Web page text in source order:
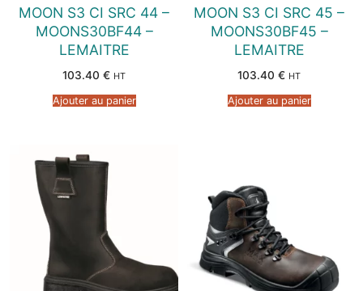
MOON S3 CI SRC 44 –
MOONS30BF44 –
LEMAITRE
103.40 € HT
Ajouter au panier
MOON S3 CI SRC 45 –
MOONS30BF45 –
LEMAITRE
103.40 € HT
Ajouter au panier